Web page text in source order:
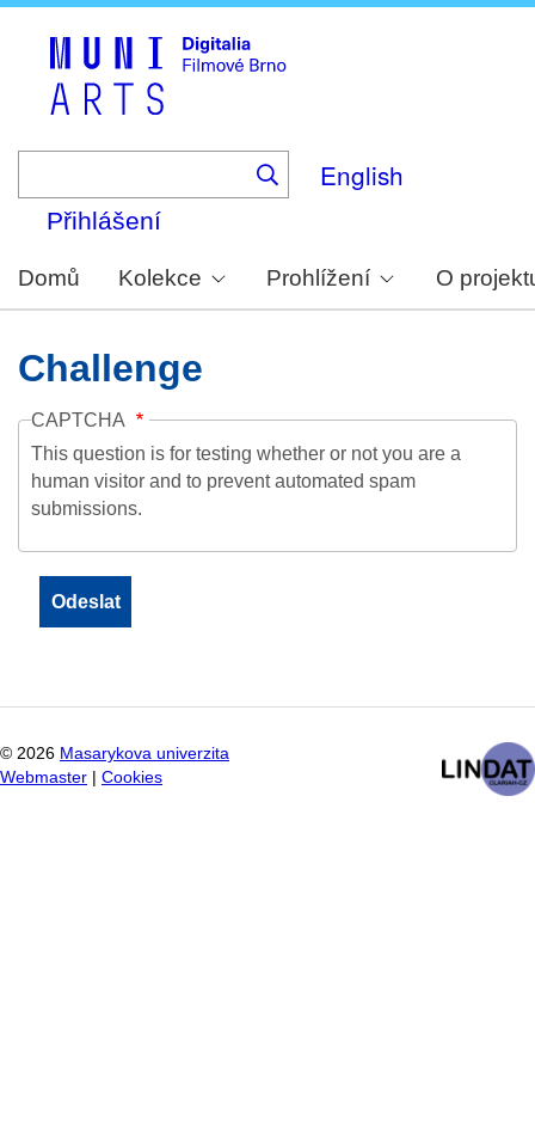
English
Přihlášení
Domů Kolekce Prohlížení O
Challenge
CAPTCHA
This question is for testing whether or not you are a
human visitor and to prevent automated spam
submissions.
© 2026 Masarykova univerzita
Webmaster
Cookies